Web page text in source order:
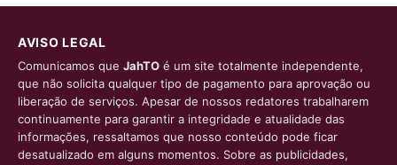
AVISO LEGAL
Comunicamos que JahTO é um site totalmente independente,
que não solicita qualquer tipo de pagamento para aprovação ou
liberação de serviços. Apesar de nossos redatores trabalharem
continuamente para garantir a integridade e atualidade das
informações, ressaltamos que nosso conteúdo pode ficar
desatualizado em alguns momentos. Sobre as publicidades,